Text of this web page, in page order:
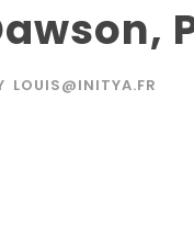
LOUIS@INITYA.FR